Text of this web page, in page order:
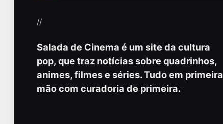
//
Salada de Cinema é um site da cultura
pop, que traz notícias sobre quadrinhos,
animes, filmes e séries. Tudo em primeira
mão com curadoria de primeira.